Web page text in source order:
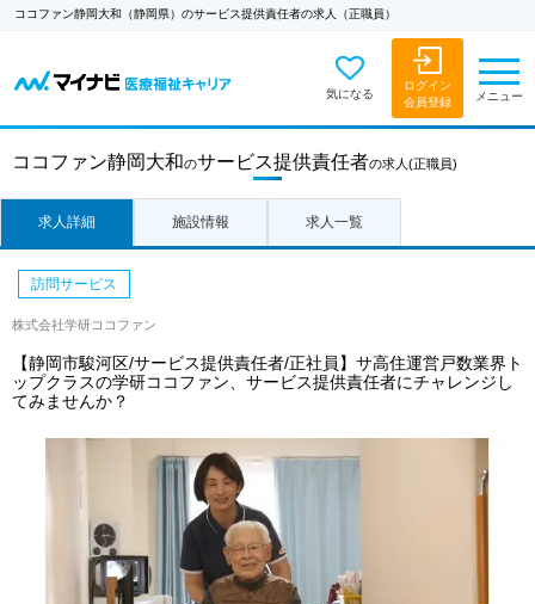
ココファン静岡大和（静岡県）のサービス提供責任者の求人（正職員）
気になる
ログイン
会員登録
メニュー
ココファン静岡大和のサービス提供責任者の求人 (正職員)
求人詳細 施設情報 求人一覧
訪問サービス
株式会社学研ココファン
【静岡市駿河区/サービス提供責任者/正社員】サ高住運営戸数業界ト
ップクラスの学研ココファン、サービス提供責任者にチャレンジし
てみませんか？